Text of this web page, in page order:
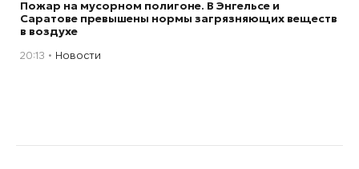
Пожар на мусорном полигоне. В Энгельсе и
Саратове превышены нормы загрязняющих веществ
в воздухе
20:13 Новости